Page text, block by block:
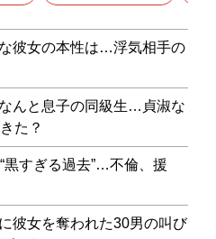
彼女の本性は…浮気相手の
んと息子の同級生…貞淑な
た？
黒すぎる過去”…不倫、援
彼女を奪われた30男の叫び